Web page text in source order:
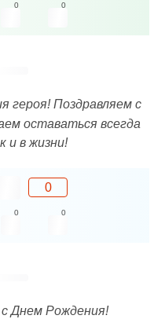
0 0
героя! Поздравляем с
оставаться всегда
и в жизни!
0
0 0
Днем Рождения!